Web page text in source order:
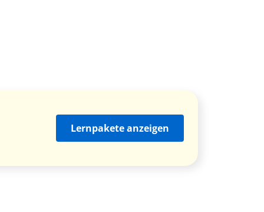
Lernpakete anzeigen